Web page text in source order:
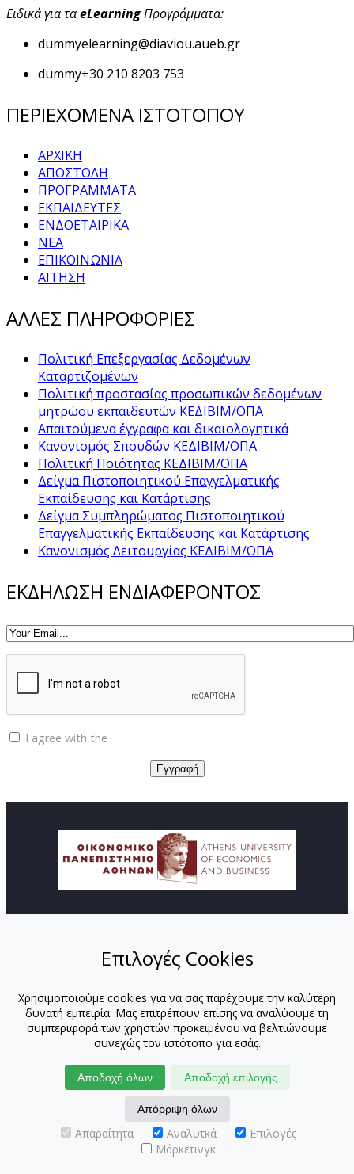
Ειδικά για ταeLearningΠρογράμματα:
dummyelearning@diaviou.aueb.gr
dummy+30 210 8203 753
ΠΕΡΙΕΧΟΜΕΝΑ ΙΣΤΟΤΟΠΟΥ
ΑΡΧΙΚΗ
ΑΠΟΣΤΟΛΗ
ΠΡΟΓΡΑΜΜΑΤΑ
ΕΚΠΑΙΔΕΥΤΕΣ
ΕΝΔΟΕΤΑΙΡΙΚΑ
ΝΕΑ
ΕΠΙΚΟΙΝΩΝΙΑ
ΑΙΤΗΣΗ
ΑΛΛΕΣ ΠΛΗΡΟΦΟΡΙΕΣ
Πολιτική Επεξεργασίας Δεδομένων
Καταρτιζομένων
Πολιτική προστασίας προσωπικών δεδομένων
μητρώου εκπαιδευτών ΚΕΔΙΒΙΜ/ΟΠΑ
Απαιτούμενα έγγραφα και δικαιολογητικά
Κανονισμός Σπουδών ΚΕΔΙΒΙΜ/ΟΠΑ
Πολιτική Ποιότητας ΚΕΔΙΒΙΜ/ΟΠΑ
Δείγμα Πιστοποιητικού Επαγγελματικής
Εκπαίδευσης και Κατάρτισης
Δείγμα Συμπληρώματος Πιστοποιητικού
Επαγγελματικής Εκπαίδευσης και Κατάρτισης
Κανονισμός Λειτουργίας ΚΕΔΙΒΙΜ/ΟΠΑ
ΕΚΔΗΛΩΣΗ ΕΝΔΙΑΦΕΡΟΝΤΟΣ
I agree with the
ΑΠΟΣΤΟΛΗ
ΠΡΟΓΡΑΜΜΑΤΑ
ΕΚΠΑΙΔΕΥΤΕΣ
ΕΚΠΑΙΔΕΥΤΕΣ-ΟΠΑ
ΕΚΠΑΙΔΕΥΤΕΣ-ΕΚΤΟΣ ΟΠΑ
ΕΝΔΟΕΤΑΙΡΙΚΑ
ΑΙΤΗΣΗ
Επιλογές Cookies
Χρησιμοποιούμε cookies για να σας παρέχουμε την καλύτερη
δυνατή εμπειρία. Μας επιτρέπουν επίσης να αναλύουμε τη
συμπεριφορά των χρηστών προκειμένου να βελτιώνουμε
συνεχώς τον ιστότοπο για εσάς.
Αποδοχή όλων Αποδοχή επιλογής
Απόρριψη όλων
Απαραίτητα Αναλυτκά
Επιλογές
Μάρκετινγκ